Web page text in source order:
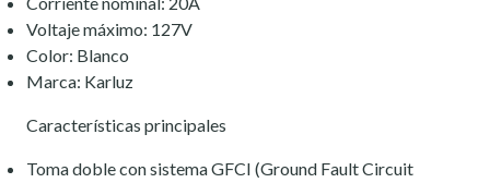
Voltaje máximo: 127V
Color: Blanco
Marca: Karluz
Características principales
Toma doble con sistema GFCI (Ground Fault Circuit